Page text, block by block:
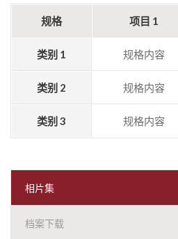
规格 项目 1
类别 1 规格内容
类别 2 规格内容
类别 3 规格内容
相片集
档案下载